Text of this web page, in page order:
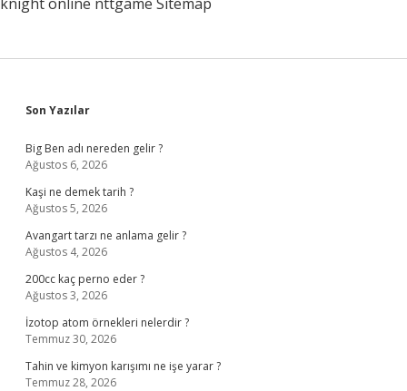
Sidebar
Son Yazılar
Big Ben adı nereden gelir ?
Ağustos 6, 2026
Kaşi ne demek tarih ?
Ağustos 5, 2026
Avangart tarzı ne anlama gelir ?
Ağustos 4, 2026
200cc kaç perno eder ?
Ağustos 3, 2026
İzotop atom örnekleri nelerdir ?
Temmuz 30, 2026
Tahin ve kimyon karışımı ne işe yarar ?
Temmuz 28, 2026